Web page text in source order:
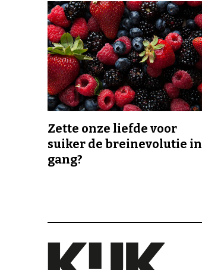
Zette onze liefde voor
suiker de breinevolutie in
gang?